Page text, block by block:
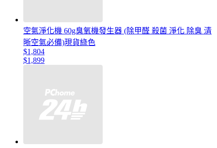
空氣淨化機 60g臭氧機發生器 (除甲醛 殺菌 淨化 除臭 清
晰空氣必備)現貨綠色
$1,804
$1,899